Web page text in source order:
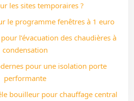
les sites temporaires ?
le programme fenêtres à 1 euro
l’évacuation des chaudières à
condensation
pour une isolation porte
performante
bouilleur pour chauffage central